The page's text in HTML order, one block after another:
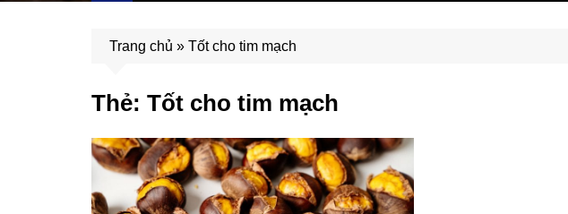
Trang chủ » Tốt cho tim mạch
Thẻ: Tốt cho tim mạch